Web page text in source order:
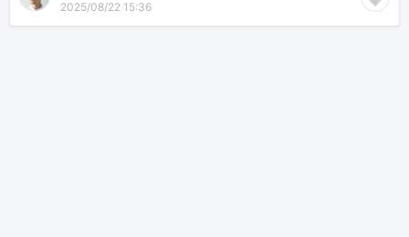
2025/08/22 15:36